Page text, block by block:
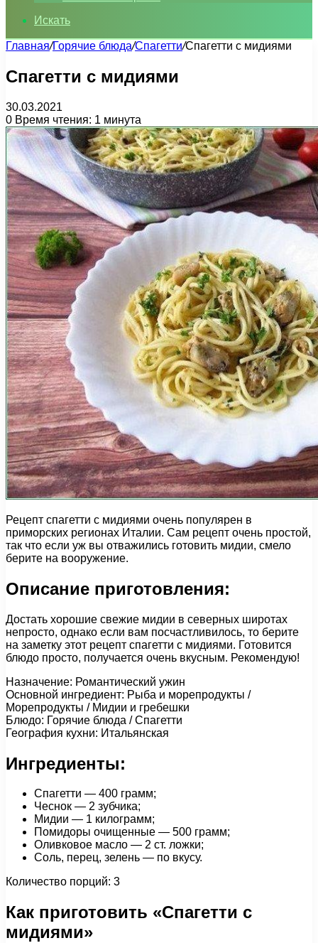
Искать
Главная/Горячие блюда/Спагетти/Спагетти с мидиями
Спагетти с мидиями
30.03.2021
0 Время чтения: 1 минута
Рецепт спагетти с мидиями очень популярен в
приморских регионах Италии. Сам рецепт очень простой,
так что если уж вы отважились готовить мидии, смело
берите на вооружение.
Описание приготовления:
Достать хорошие свежие мидии в северных широтах
непросто, однако если вам посчастливилось, то берите
на заметку этот рецепт спагетти с мидиями. Готовится
блюдо просто, получается очень вкусным. Рекомендую!
Назначение: Романтический ужин
Основной ингредиент: Рыба и морепродукты /
Морепродукты / Мидии и гребешки
Блюдо: Горячие блюда / Спагетти
География кухни: Итальянская
Ингредиенты:
Спагетти — 400 грамм;
Чеснок — 2 зубчика;
Мидии — 1 килограмм;
Помидоры очищенные — 500 грамм;
Оливковое масло — 2 ст. ложки;
Соль, перец, зелень — по вкусу.
Количество порций: 3
Как приготовить «Спагетти с
мидиями»